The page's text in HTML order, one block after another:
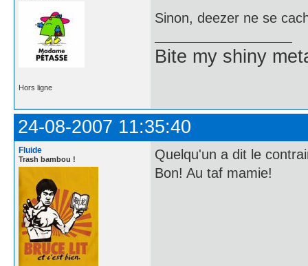
Sinon, deezer ne se
Bite my shiny
Hors ligne
24-08-2007 11:35:40
Fluide
Trash bambou !
Quelqu'un a dit le
Bon! Au taf mamie!